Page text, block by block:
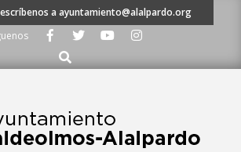
a ayuntamiento@alalpardo.org
Buscar